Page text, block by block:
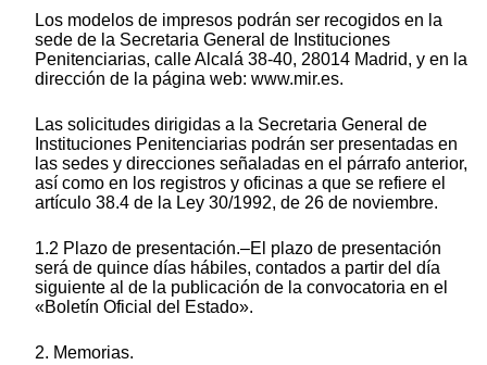
Los modelos de impresos podrán ser recogidos en la
sede de la Secretaria General de Instituciones
Penitenciarias, calle Alcalá 38-40, 28014 Madrid, y en la
dirección de la página web: www.mir.es.
Las solicitudes dirigidas a la Secretaria General de
Instituciones Penitenciarias podrán ser presentadas en
las sedes y direcciones señaladas en el párrafo anterior,
así como en los registros y oficinas a que se refiere el
artículo 38.4 de la Ley 30/1992, de 26 de noviembre.
1.2 Plazo de presentación.–El plazo de presentación
será de quince días hábiles, contados a partir del día
siguiente al de la publicación de la convocatoria en el
«Boletín Oficial del Estado».
2. Memorias.